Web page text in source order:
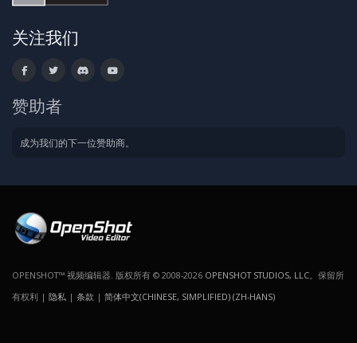
关注我们
赞助者
成为我们的下一位赞助商。
OPENSHOT™ 视频编辑器. 版权所有 © 2008-2026 OPENSHOT STUDIOS, LLC。保留所
有权利 | 隐私 | 条款 | 简体中文(CHINESE, SIMPLIFIED) (ZH-HANS)